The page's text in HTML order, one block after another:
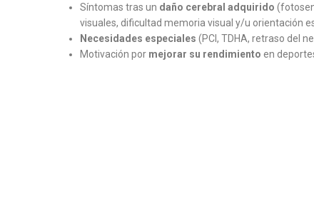
Síntomas tras un daño cerebral adquirido
visuales, dificultad memoria visual y/u orientación
Necesidades especiales (PCI, TDHA, retraso del
Motivación por mejorar su rendimiento en